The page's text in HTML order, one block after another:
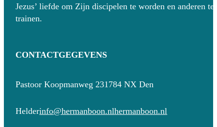
Jezus’ liefde om Zijn discipelen te worden en anderen te
trainen.
CONTACTGEGEVENS
Pastoor Koopmanweg 231784 NX Den
Helderinfo@hermanboon.nlhermanboon.nl